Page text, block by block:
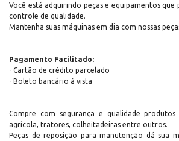
Você está adquirindo peças e equipamentos que
controle de qualidade.
Mantenha suas máquinas em dia com nossas
Pagamento Facilitado:
- Cartão de crédito parcelado
- Boleto bancário à vista
Compre com segurança e qualidade
agrícola, tratores, colheitadeiras entre outros.
Peças de reposição para manutenção dá sua